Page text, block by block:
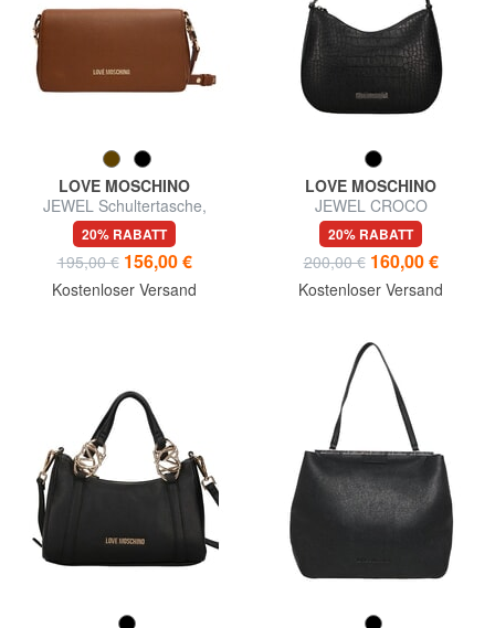
LOVE MOSCHINO
JEWEL Schultertasche,
verstellbar
20% RABATT
195,00 € 156,00 €
Kostenloser Versand
LOVE MOSCHINO
JEWEL CROCO
Schultertasche, verstellbar
20% RABATT
200,00 € 160,00 €
Kostenloser Versand